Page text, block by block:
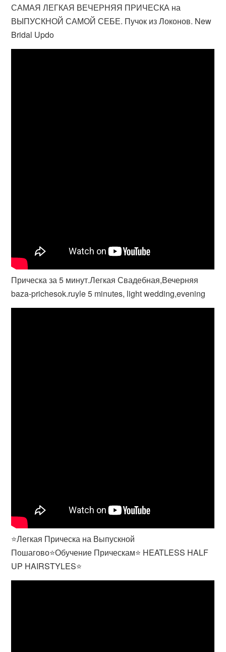
САМАЯ ЛЕГКАЯ ВЕЧЕРНЯЯ ПРИЧЕСКА на
ВЫПУСКНОЙ САМОЙ СЕБЕ. Пучок из Локонов. New
Bridal Updo
Прическа за 5 минут.Легкая Свадебная,Вечерняя
baza-prichesok.ruyle 5 minutes, light wedding,evening
⭐Легкая Прическа на Выпускной
Пошагово⭐Обучение Прическам⭐ HEATLESS HALF
UP HAIRSTYLES⭐